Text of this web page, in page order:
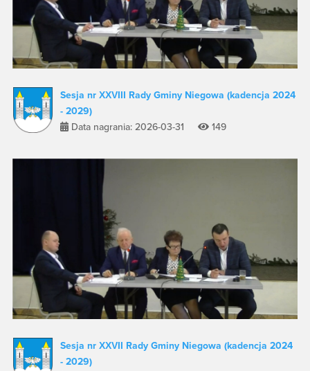
Sesja nr XXVIII Rady Gminy Niegowa (kadencja 2024
- 2029)
Data nagrania: 2026-03-31
149
Sesja nr XXVII Rady Gminy Niegowa (kadencja 2024
- 2029)